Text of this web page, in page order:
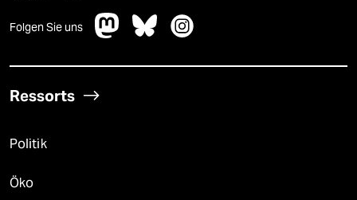
Folgen Sie uns
Ressorts
Politik
Öko